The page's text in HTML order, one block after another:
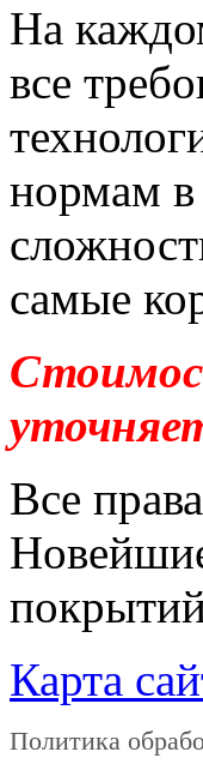
На
все
нормам в
самые
Все
Карта
Политика